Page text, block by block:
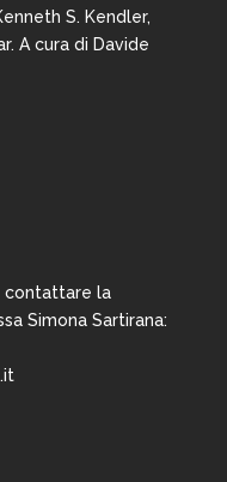
S. Kendler,
A cura di Davide
contattare la
Simona Sartirana: